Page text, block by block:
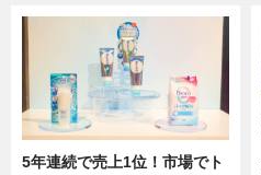
5年連続で売上1位！市場でト